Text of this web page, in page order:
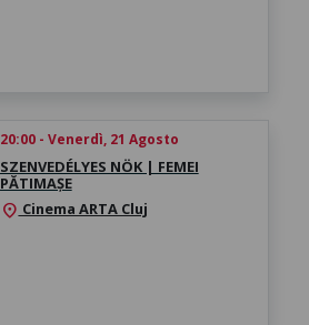
20:00 - Venerdì, 21 Agosto
SZENVEDÉLYES NÖK | FEMEI
PĂTIMAȘE
location_on Cinema ARTA Cluj